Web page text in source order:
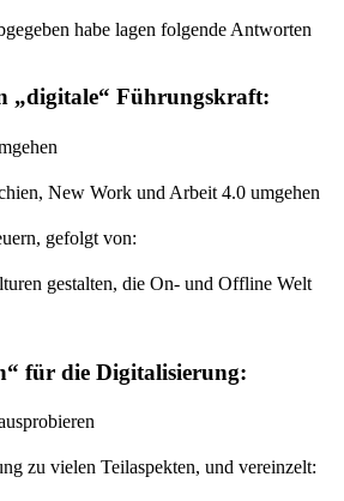
habe lagen folgende Antworten
„digitale“ Führungskraft:
New Work und Arbeit 4.0 umgehen
gefolgt von:
gestalten, die On- und Offline Welt
für die Digitalisierung:
zu vielen Teilaspekten, und vereinzelt: